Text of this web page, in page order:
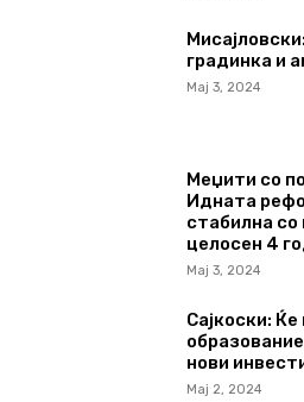
градинка и
Мај 3, 2024
Меџити со
Идната
стабилна
целосен 4
Мај 3, 2024
Сајкоски:
нови
Мај 2, 2024